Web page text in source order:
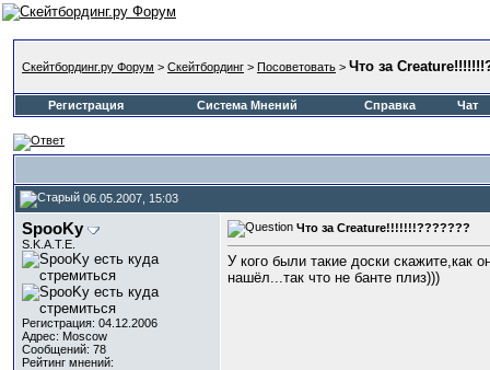
Скейтбординг.ру Форум > Скейтбординг > Посоветовать > Что за
Регистрация Система Мнений Справка Чат
06.05.2007, 15:03
SpooKy
S.K.A.T.E.
Регистрация: 04.12.2006
Адрес: Moscow
Сообщений: 78
Рейтинг мнений:
Что за Creature!!!!!!!???????
У кого были такие доски скажите,как
нашёл...так что не банте плиз)))